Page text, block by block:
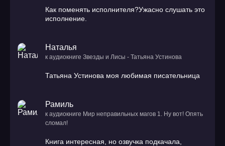
Как поменять исполнителя?Ужасно слушать это
исполнение.
Наталья
к аудиокниге Звезды и Лисы - Татьяна Устинова
Татьяна Устинова моя любимая писательница
Рамиль
к аудиокниге Мир неправильных магов 1. Ну вот! Опять
сломал!
Книга интересная, но озвучка подкачала,